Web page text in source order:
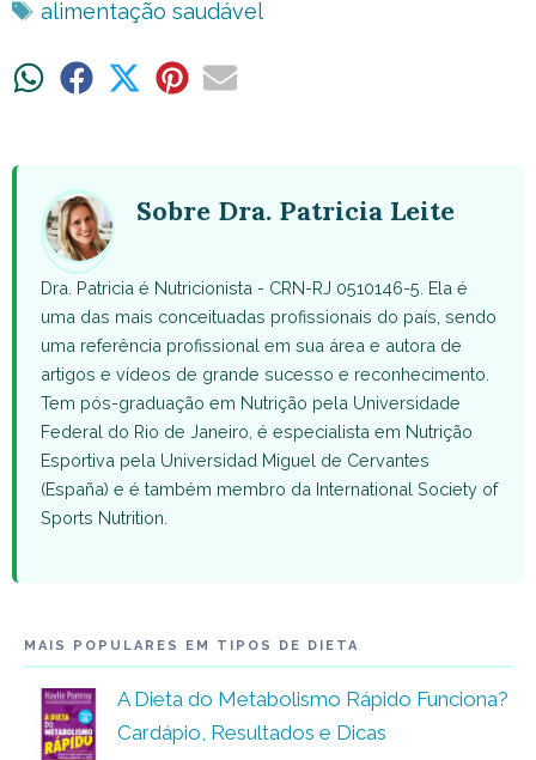
Tags
alimentação saudável
ShareShare ShareShareShare
Sobre Dra. Patricia Leite
Dra. Patricia é Nutricionista - CRN-RJ 0510146-5. Ela é
uma das mais conceituadas profissionais do país, sendo
uma referência profissional em sua área e autora de
artigos e vídeos de grande sucesso e reconhecimento.
Tem pós-graduação em Nutrição pela Universidade
Federal do Rio de Janeiro, é especialista em Nutrição
Esportiva pela Universidad Miguel de Cervantes
(España) e é também membro da International Society of
Sports Nutrition.
MAIS POPULARES EM TIPOS DE DIETA
A Dieta do Metabolismo Rápido Funciona?
Cardápio, Resultados e Dicas